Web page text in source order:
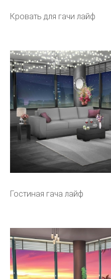
Кровать для гачи лайф
Гостиная гача лайф